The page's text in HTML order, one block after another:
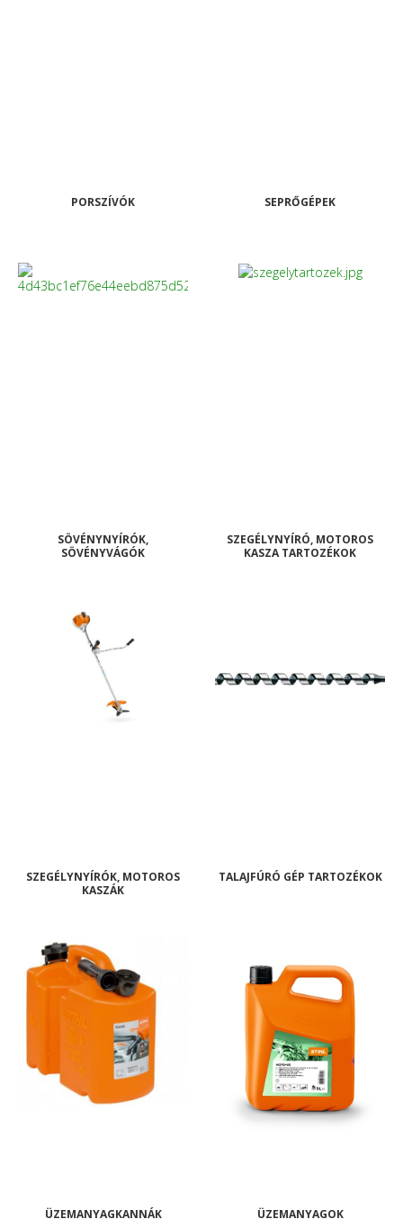
PORSZÍVÓK SEPRŐGÉPEK
SÖVÉNYNYÍRÓK,
SÖVÉNYVÁGÓK
SZEGÉLYNYÍRÓ, MOTOROS
KASZA TARTOZÉKOK
SZEGÉLYNYÍRÓK, MOTOROS
KASZÁK
TALAJFÚRÓ GÉP TARTOZÉKOK
ÜZEMANYAGKANNÁK ÜZEMANYAGOK